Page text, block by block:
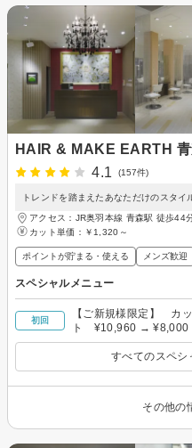
HAIR & MAKE EARTH
4.1
(157件)
トレンドを踏まえたあなただけのスタイ
アクセス：JR奥羽本線 青森駅 徒歩44
カット単価： ￥1,320～
ポイントが貯まる・使える メンズ歓迎
スペシャルメニュー
初回
【ご新規様限定】 カ
ト ¥10,960 → ¥8,000
すべてのスペシ
その他の